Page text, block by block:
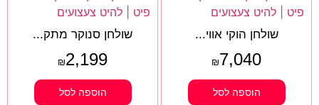
שולחן הוקי אווי...
₪7,040
הוספה לסל
שולחן סנוקר מתק...
₪2,199
הוספה לסל